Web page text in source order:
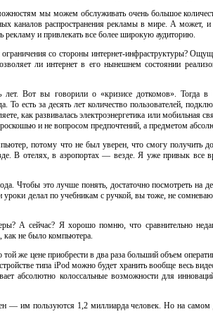
мы можем обслуживать очень большое
каналов распространения рекламы в мире. А может,
и привлекать все более широкую аудиторию.
со стороны интернет-инфраструктуры?
ли интернет в его нынешнем состоянии
лет. Вот вы говорили о «кризисе доткомов». Тогда
есть за десять лет количество пользователей,
как развивалась электроэнергетика или мобильная
и не вопросом предпочтений, а предметом
потому что не был уверен, что смогу получить
В отелях, в аэропортах — везде. Я уже привык все
Чтобы это лучше понять, достаточно посмотреть на
уроки делал по учебникам с ручкой, вы тоже, не
А сейчас? Я хорошо помню, что сравнительно
не было компьютера.
же цене приобрести в два раза больший объем
типа iPod можно будет хранить вообще весь
абсолютно колоссальные возможности для
— им пользуются 1,2 миллиарда человек. Но на самом